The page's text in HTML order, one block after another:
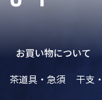
お買い物について
茶道具・急須 干支